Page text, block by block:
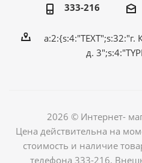
333-216
a:2:{s:4:"TEXT";s:32:"г.
д.
2026 © Интернет-
Цена действительна на
стоимость и наличие
телефона 333-216.